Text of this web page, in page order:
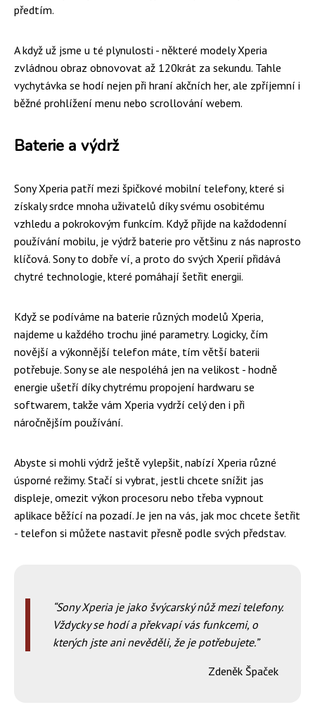
předtím.
A když už jsme u té plynulosti - některé modely Xperia
zvládnou obraz obnovovat až 120krát za sekundu. Tahle
vychytávka se hodí nejen při hraní akčních her, ale zpříjemní i
běžné prohlížení menu nebo scrollování webem.
Baterie a výdrž
Sony Xperia patří mezi špičkové mobilní telefony, které si
získaly srdce mnoha uživatelů díky svému osobitému
vzhledu a pokrokovým funkcím. Když přijde na každodenní
používání mobilu, je výdrž baterie pro většinu z nás naprosto
klíčová. Sony to dobře ví, a proto do svých Xperií přidává
chytré technologie, které pomáhají šetřit energii.
Když se podíváme na baterie různých modelů Xperia,
najdeme u každého trochu jiné parametry. Logicky, čím
novější a výkonnější telefon máte, tím větší baterii
potřebuje. Sony se ale nespoléhá jen na velikost - hodně
energie ušetří díky chytrému propojení hardwaru se
softwarem, takže vám Xperia vydrží celý den i při
náročnějším používání.
Abyste si mohli výdrž ještě vylepšit, nabízí Xperia různé
úsporné režimy. Stačí si vybrat, jestli chcete snížit jas
displeje, omezit výkon procesoru nebo třeba vypnout
aplikace běžící na pozadí. Je jen na vás, jak moc chcete šetřit
- telefon si můžete nastavit přesně podle svých představ.
Sony Xperia je jako švýcarský nůž mezi telefony.
Vždycky se hodí a překvapí vás funkcemi, o
kterých jste ani nevěděli, že je potřebujete.
Zdeněk Špaček